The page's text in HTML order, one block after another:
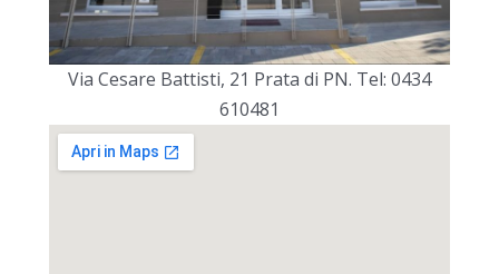
Via Cesare Battisti, 21 Prata di PN. Tel: 0434
610481